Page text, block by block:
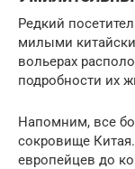
Редкий
милыми
вольерах
подробности их
Напомним, все
сокровище
европейцев до